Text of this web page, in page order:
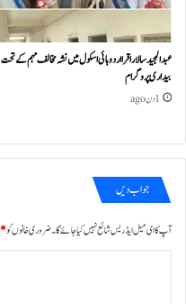
عبدالمجید سالار اقرا اردو ہائی اسکول میں نشہ مخالف مہم کے تحت
بیداری پروگرام
1 دن ago
جواب دیں
آپ کا ای میل ایڈریس شائع نہیں کیا جائے گا۔ضروری خانوں کو*